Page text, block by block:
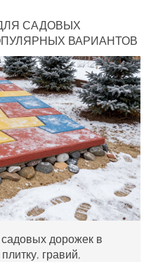
САДОВЫХ
ВАРИАНТОВ
дорожек в
гравий,